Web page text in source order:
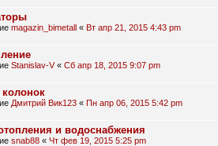
magazin_bimetall « Вт апр 21, 2015 4:43 pm
Stanislav-V« Сб апр 18, 2015 9:07 pm
Дмитрий Вик123 « Пн апр 06, 2015 5:42 pm
и водоснабжения
snab88 « Чт фев 19, 2015 5:25 pm